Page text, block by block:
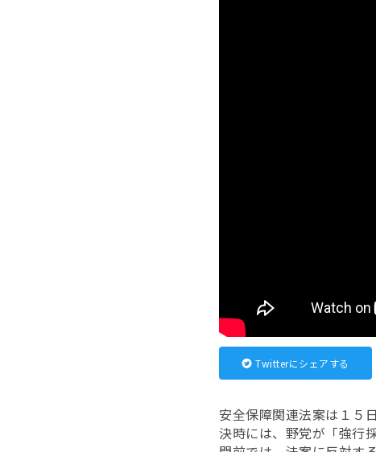
Twitterにシェアする
安全保障関連法案は１５
決時には、野党が「強行